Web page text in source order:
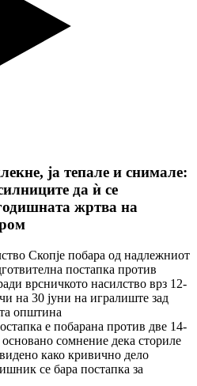
ја тепале и снимале:
да ѝ се
жртва на
Скопје побара од надлежниот
постапка против
врсничкото насилство врз 12-
на 30 јуни на игралиште зад
општина
е побарана против две 14-
сомнение дека сториле
како кривично дело
се бара постапка за